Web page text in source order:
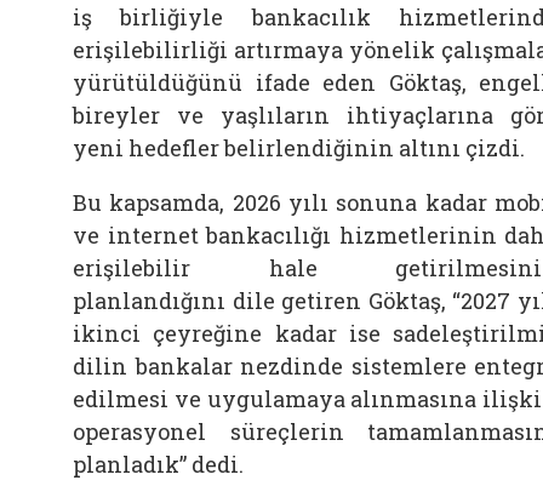
iş birliğiyle bankacılık
erişilebilirliği artırmaya yönelik
yürütüldüğünü ifade eden Göktaş,
bireyler ve yaşlıların ihtiyaçlarına
yeni hedefler belirlendiğinin altını çizdi.
Bu kapsamda, 2026 yılı sonuna kadar
ve internet bankacılığı hizmetlerinin
erişilebilir hale
planlandığını dile getiren Göktaş, “2027
ikinci çeyreğine kadar ise
dilin bankalar nezdinde sistemlere
edilmesi ve uygulamaya alınmasına
operasyonel süreçlerin
planladık” dedi.